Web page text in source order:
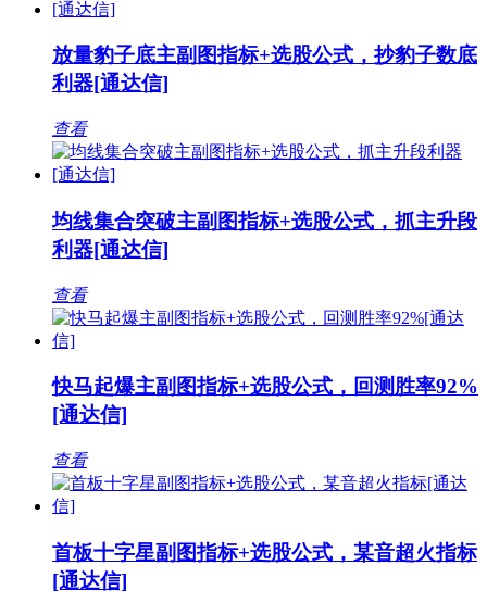
放量豹子底主副图指标+选股公式，抄豹子数底
利器[通达信]
查看
均线集合突破主副图指标+选股公式，抓主升段
利器[通达信]
查看
快马起爆主副图指标+选股公式，回测胜率92%
[通达信]
查看
首板十字星副图指标+选股公式，某音超火指标
[通达信]